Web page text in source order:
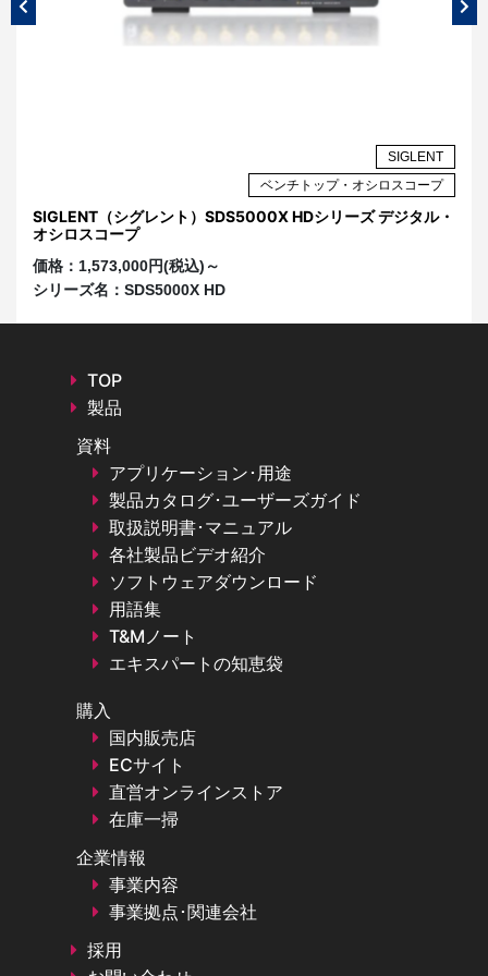
SIGLENT
ベンチトップ・オシロスコープ
SIGLENT（シグレント）SDS5000X HDシリーズ デジタル・
オシロスコープ
価格： 1,573,000円(税込)～
シリーズ名： SDS5000X HD
TOP
製品
資料
アプリケーション･用途
製品カタログ･ユーザーズガイド
取扱説明書･マニュアル
各社製品ビデオ紹介
ソフトウェアダウンロード
用語集
T&Mノート
エキスパートの知恵袋
購入
国内販売店
ECサイト
直営オンラインストア
在庫一掃
企業情報
事業内容
事業拠点･関連会社
採用